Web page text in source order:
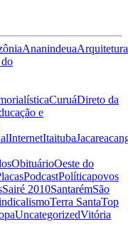
AnanindeuaArquitetura
CuruáDireto da
e
InternetItaituba
ObituárioOeste do
PodcastPolíticapovos
Sairé 2010SantarémSão
Terra SantaTop
UncategorizedVitória